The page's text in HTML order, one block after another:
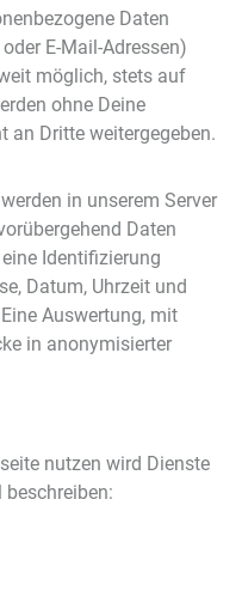
Daten
E-Mail-Adressen)
möglich, stets auf
ohne Deine
Dritte weitergegeben.
in unserem Server
Daten
Identifizierung
Datum, Uhrzeit und
Auswertung, mit
in anonymisierter
nutzen wird Dienste